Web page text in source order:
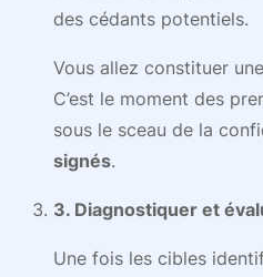
des cédants potentiels.
Vous allez constituer une
C’est le moment des
sous le sceau de la
signés.
3. Diagnostiquer et
Une fois les cibles